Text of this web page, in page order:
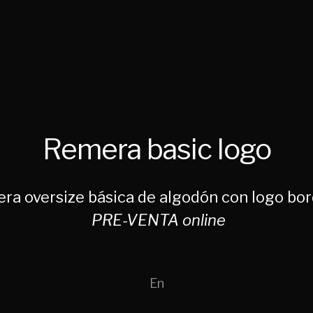
Remera basic logo
oversize básica de algodón con logo
PRE-VENTA online
En